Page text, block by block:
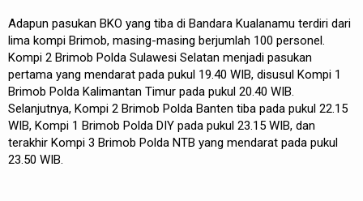
Adapun pasukan BKO yang tiba di Bandara Kualanamu terdiri dari
lima kompi Brimob, masing-masing berjumlah 100 personel.
Kompi 2 Brimob Polda Sulawesi Selatan menjadi pasukan
pertama yang mendarat pada pukul 19.40 WIB, disusul Kompi 1
Brimob Polda Kalimantan Timur pada pukul 20.40 WIB.
Selanjutnya, Kompi 2 Brimob Polda Banten tiba pada pukul 22.15
WIB, Kompi 1 Brimob Polda DIY pada pukul 23.15 WIB, dan
terakhir Kompi 3 Brimob Polda NTB yang mendarat pada pukul
23.50 WIB.